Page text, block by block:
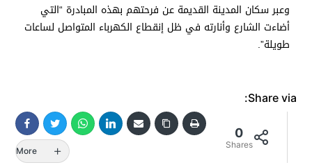
وعبر سكان المدينة القديمة عن فرحتهم بهذه المبادرة “التي
أضاءت الشارع وأنارته في ظل إنقطاع الكهرباء المتواصل لساعات
طويلة”.
Share via:
0
Shares
More